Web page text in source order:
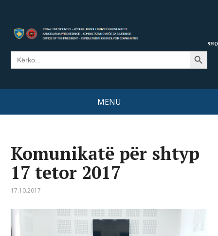
Search
for:
Search Button
MENU
Komunikatë për shtyp
17 tetor 2017
17.10.2017